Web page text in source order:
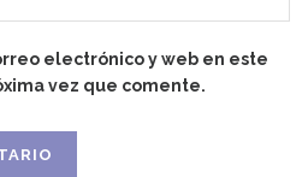
electrónico y web en este
vez que comente.